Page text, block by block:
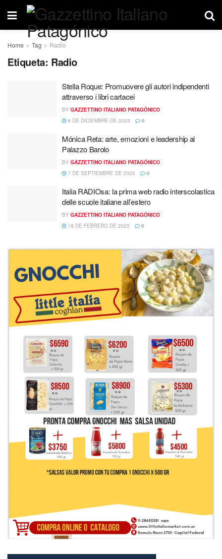
Home Tag Radio
Etiqueta: Radio
Stella Roque: Promuovere gli autori indipendenti
attraverso i libri cartacei
BY GAZZETTINO ITALIANO PATAGÓNICO
6 DE DICIEMBRE DE 2025
0
Mónica Reta: arte, emozioni e leadership al
Palazzo Barolo
BY GAZZETTINO ITALIANO PATAGÓNICO
7 DE SEPTIEMBRE DE 2025
0
Italia RADIOsa: la prima web radio interscolastica
delle scuole italiane all’estero
BY GAZZETTINO ITALIANO PATAGÓNICO
18 DE FEBRERO DE 2025
0